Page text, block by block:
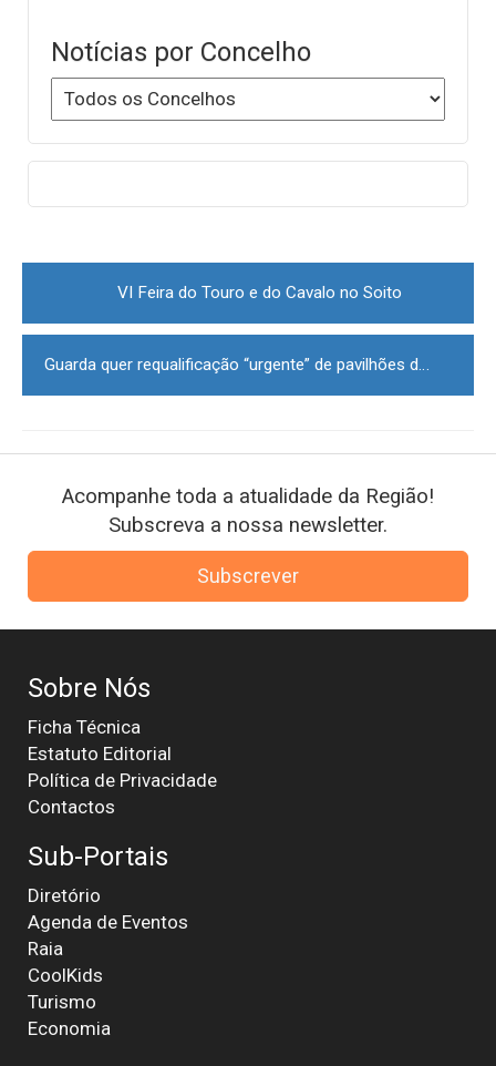
Notícias por Concelho
Post
navigationVI Feira do Touro e do Cavalo no Soito
Acompanhe toda a atualidade da Região!
Subscreva a nossa newsletter.
Subscrever
Sobre Nós
Ficha Técnica
Estatuto Editorial
Política de Privacidade
Contactos
Sub-Portais
Diretório
Agenda de Eventos
Raia
CoolKids
Turismo
Economia